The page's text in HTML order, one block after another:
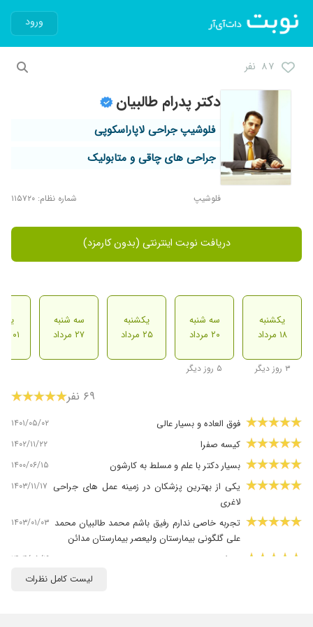
ورود
۸۷ نفر
دکتر پدرام طالبیان
فلوشیپ جراحی لاپاراسکوپی
جراحی های چاقی و متابولیک
فلوشیپ شماره نظام: ۱۱۵۷۲۰
دریافت نوبت اینترنتی (بدون کارمزد)
یکشنبه
۱۸ مرداد
۳ روز دیگر
سه شنبه
۲۰ مرداد
۵ روز دیگر
یکشنبه
۲۵ مرداد
سه شنبه
۲۷ مرداد
۰۱ شهریور
۶۹ نفر
فوق العاده و بسیار عالی ۱۴۰۱/۰۵/۰۲
کیسه صفرا ۱۴۰۲/۱۱/۲۲
بسیار دکتر با علم و مسلط به کارشون ۱۴۰۰/۰۶/۱۵
یکی از بهترین پزشکان در زمینه عمل های جراحی
لاغری
۱۴۰۳/۱۱/۱۷
تجربه خاصی ندارم رفیق باشم محمد طالبیان محمد
علی گلگونی بیمارستان ولیعصر بیمارستان مدائن
۱۴۰۳/۰۱/۰۳
خوش برخورد ۱۴۰۴/۰۵/۱۹
۱۴۰۴/۰۲/۱۵
لیست کامل نظرات